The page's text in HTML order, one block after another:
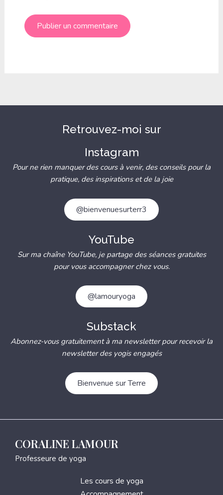
Retrouvez-moi sur
Instagram
Pour ne rien manquer des cours à venir, des conseils pour la
pratique, des inspirations et de la joie
@bienvenuesurterr3
YouTube
Sur ma chaîne YouTube, je partage des séances gratuites
pour vous accompagner chez vous.
@lamouryoga
Substack
Abonnez-vous gratuitement à ma newsletter pour recevoir la
newsletter des yogis engagés
Bienvenue sur Terre
CORALINE LAMOUR
Professeure de yoga
Les cours de yoga